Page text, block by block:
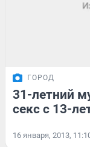
ГОРОД
31-летний
секс с 13-
16 января, 2013,